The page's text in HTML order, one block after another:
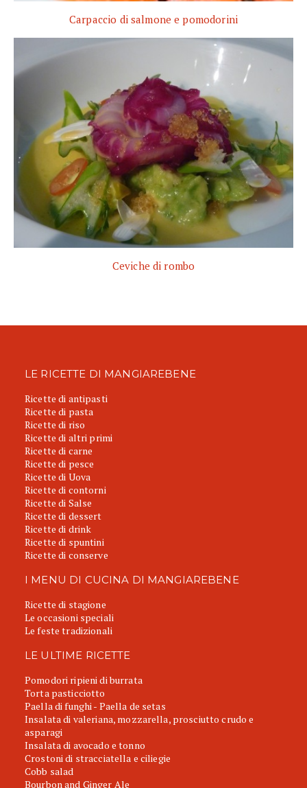
Carpaccio di salmone e pomodorini
Ceviche di rombo
LE RICETTE DI MANGIAREBENE
Ricette di antipasti
Ricette di pasta
Ricette di riso
Ricette di altri primi
Ricette di carne
Ricette di pesce
Ricette di Uova
Ricette di contorni
Ricette di Salse
Ricette di dessert
Ricette di drink
Ricette di spuntini
Ricette di conserve
I MENU DI CUCINA DI MANGIAREBENE
Ricette di stagione
Le occasioni speciali
Le feste tradizionali
LE ULTIME RICETTE
Pomodori ripieni di burrata
Torta pasticciotto
Paella di funghi - Paella de setas
Insalata di valeriana, mozzarella, prosciutto crudo e
asparagi
Insalata di avocado e tonno
Crostoni di stracciatella e ciliegie
Cobb salad
Bourbon and Ginger Ale